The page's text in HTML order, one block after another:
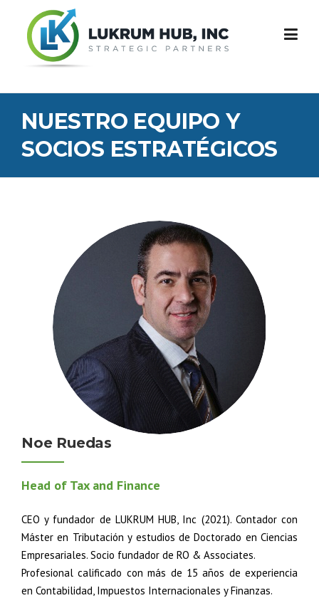
content
NUESTRO EQUIPO Y
SOCIOS ESTRATÉGICOS
Noe Ruedas
Head of Tax and Finance
CEO y fundador de LUKRUM HUB, Inc (2021). Contador con
Máster en Tributación y estudios de Doctorado en Ciencias
Empresariales. Socio fundador de RO & Associates.
Profesional calificado con más de 15 años de experiencia
en Contabilidad, Impuestos Internacionales y Finanzas.